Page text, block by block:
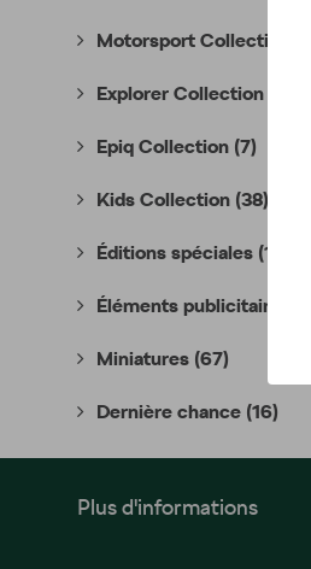
Motorsport Collection
Explorer Collection
Epiq Collection (7)
Kids Collection (38)
Éditions spéciales (18)
Éléments publicitaires
Miniatures (67)
Dernière chance (16)
Plus d'informations